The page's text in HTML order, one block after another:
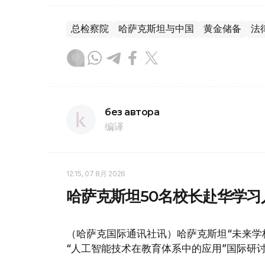
总检察院 哈萨克斯坦与中国 黄金储备 法
без автора
编译
12:15, 07 8月 2026
哈萨克斯坦50名校长赴华学
（哈萨克国际通讯社讯）哈萨克斯坦“未来
“人工智能技术在教育体系中的应用”国际研